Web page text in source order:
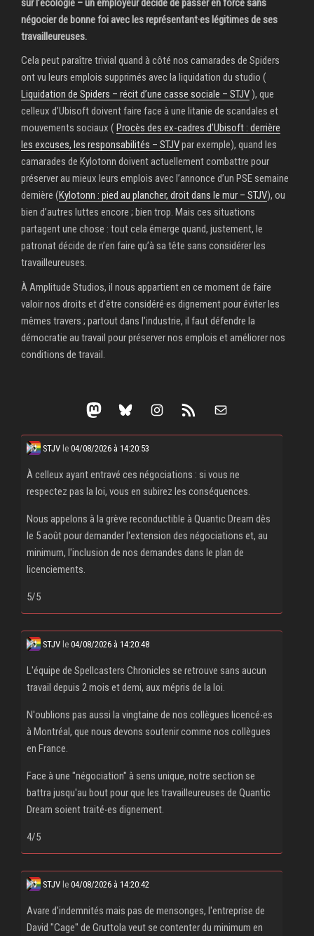
sur l’écologie – un employeur décide de passer en force sans
négocier de bonne foi avec les représentant·es légitimes de ses
travailleureuses.
Cela peut paraître trivial quand à côté nos camarades de Spiders
ont vu leurs emplois supprimés avec la liquidation du studio (
Liquidation de Spiders – récit d’une casse sociale – STJV), que
celleux d’Ubisoft doivent faire face à une litanie de scandales et
mouvements sociaux ( Procès des ex-cadres d’Ubisoft : derrière
les excuses, les responsabilités – STJVpar exemple), quand les
camarades de Kylotonn doivent actuellement combattre pour
préserver au mieux leurs emplois avec l’annonce d’un PSE semaine
dernière (Kylotonn : pied au plancher, droit dans le mur – STJV), ou
bien d’autres luttes encore ; bien trop. Mais ces situations
partagent une chose : tout cela émerge quand, justement, le
patronat décide de n’en faire qu’à sa tête sans considérer les
travailleureuses.
À Amplitude Studios, il nous appartient en ce moment de faire
valoir nos droits et d’être considéré·es dignement pour éviter les
mêmes travers ; partout dans l’industrie, il faut défendre la
démocratie au travail pour préserver nos emplois et améliorer nos
conditions de travail.
Mastodon Bluesky Instagram Flux RSS E-mail
STJV le 04/08/2026 à 14:20:53
À celleux ayant entravé ces négociations : si vous ne
respectez pas la loi, vous en subirez les conséquences.
Nous appelons à la grève reconductible à Quantic Dream dès
le 5 août pour demander l'extension des négociations et, au
minimum, l'inclusion de nos demandes dans le plan de
licenciements.
5/5
STJV le 04/08/2026 à 14:20:48
L'équipe de Spellcasters Chronicles se retrouve sans aucun
travail depuis 2 mois et demi, aux mépris de la loi.
N'oublions pas aussi la vingtaine de nos collègues licencé‧es
à Montréal, que nous devons soutenir comme nos collègues
en France.
Face à une "négociation" à sens unique, notre section se
battra jusqu'au bout pour que les travailleureuses de Quantic
Dream soient traité‧es dignement.
4/5
STJV le 04/08/2026 à 14:20:42
Avare d'indemnités mais pas de mensonges, l'entreprise de
David "Cage" de Gruttola veut se contenter du minimum en